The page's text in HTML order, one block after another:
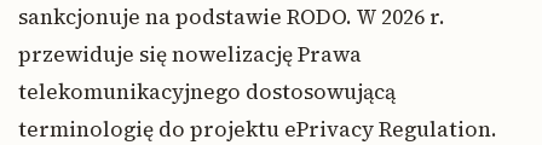
sankcjonuje na podstawie RODO. W 2026 r.
przewiduje się nowelizację Prawa
telekomunikacyjnego dostosowującą
terminologię do projektu ePrivacy Regulation.